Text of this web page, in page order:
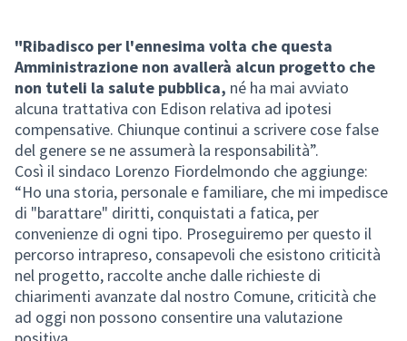
"Ribadisco per l'ennesima volta che questa
Amministrazione non avallerà alcun progetto che
non tuteli la salute pubblica, né ha mai avviato
alcuna trattativa con Edison relativa ad ipotesi
compensative. Chiunque continui a scrivere cose false
del genere se ne assumerà la responsabilità”.
Così il sindaco Lorenzo Fiordelmondo che aggiunge:
“Ho una storia, personale e familiare, che mi impedisce
di "barattare" diritti, conquistati a fatica, per
convenienze di ogni tipo. Proseguiremo per questo il
percorso intrapreso, consapevoli che esistono criticità
nel progetto, raccolte anche dalle richieste di
chiarimenti avanzate dal nostro Comune, criticità che
ad oggi non possono consentire una valutazione